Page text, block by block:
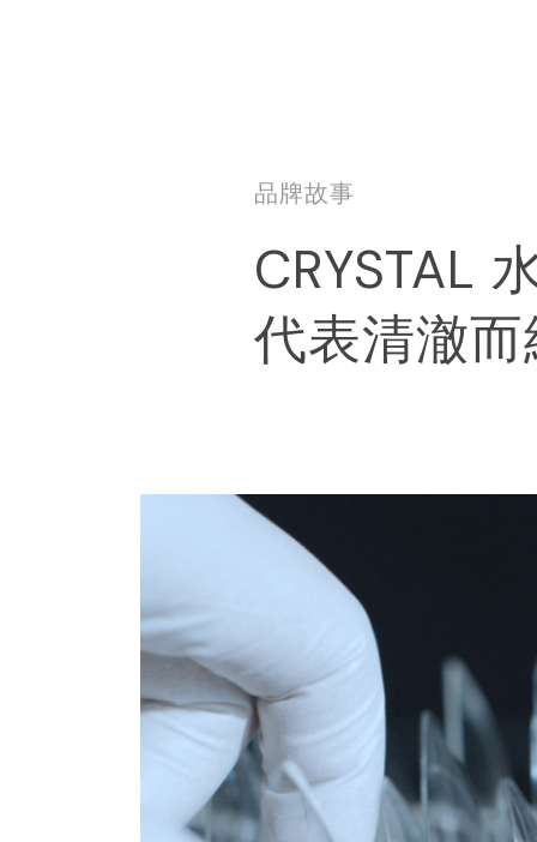
品牌故事
CRYSTAL
代表清澈